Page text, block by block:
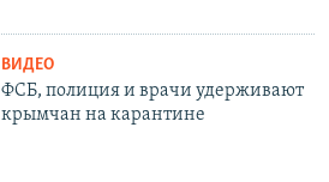
ВИДЕО
ФСБ, полиция и врачи удерживают
крымчан на карантине